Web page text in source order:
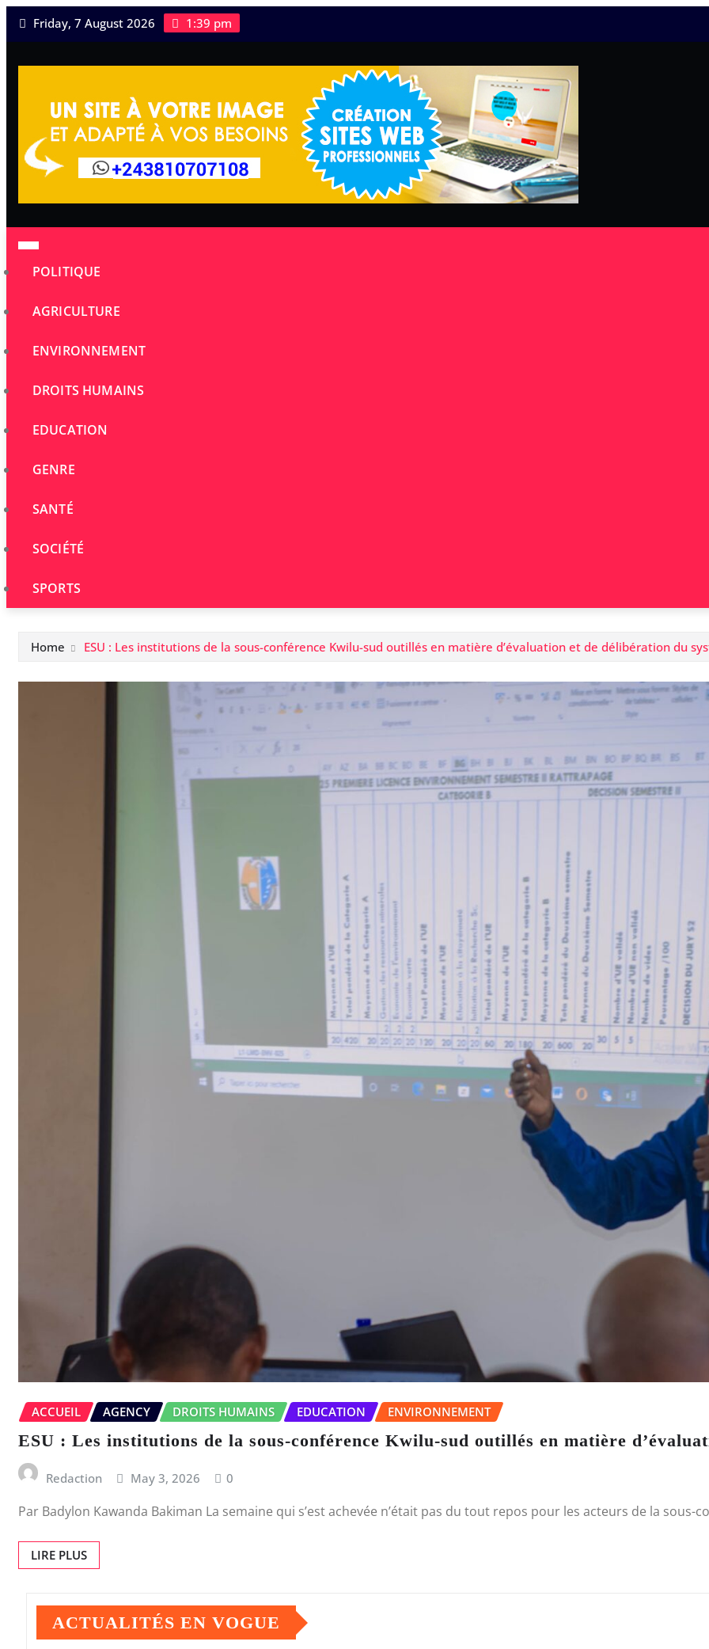
Skip Friday, 7 August 2026 1:39 pm
POLITIQUE
AGRICULTURE
ENVIRONNEMENT
DROITS HUMAINS
EDUCATION
GENRE
SANTÉ
SOCIÉTÉ
SPORTS
Home ESU : Les institutions de la sous-conférence Kwilu-sud outillés en matière d’évaluation et de délibération du
ACCUEIL AGENCY DROITS HUMAINS EDUCATION ENVIRONNEMENT
ESU : Les institutions de la sous-conférence Kwilu-sud outillés en matière
Redaction May 3, 2026 0
Par Badylon Kawanda Bakiman La semaine qui s’est achevée n’était pas du tout repos pour les acteurs de la sous-
LIRE PLUS
ACTUALITÉS EN VOGUE